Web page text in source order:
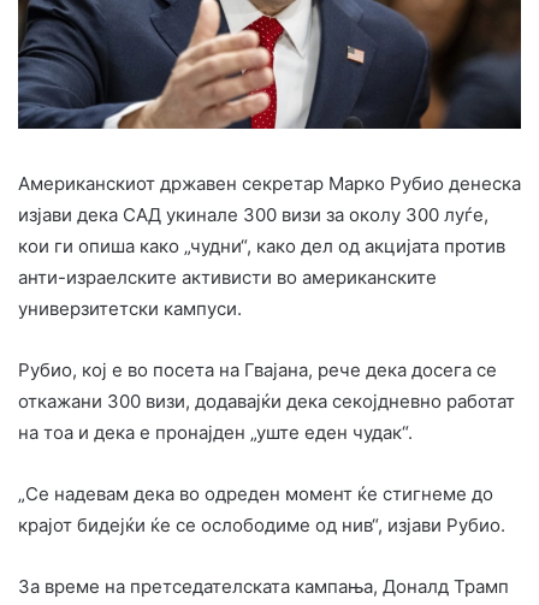
Американскиот државен секретар Марко Рубио денеска
изјави дека САД укинале 300 визи за околу 300 луѓе,
кои ги опиша како „чудни“, како дел од акцијата против
анти-израелските активисти во американските
универзитетски кампуси.
Рубио, кој е во посета на Гвајана, рече дека досега се
откажани 300 визи, додавајќи дека секојдневно работат
на тоа и дека е пронајден „уште еден чудак“.
„Се надевам дека во одреден момент ќе стигнеме до
крајот бидејќи ќе се ослободиме од нив“, изјави Рубио.
За време на претседателската кампања, Доналд Трамп